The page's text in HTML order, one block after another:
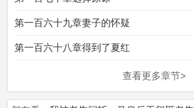
第一百六十九章妻子的怀疑
第一百六十八章得到了夏红
查看更多章节>